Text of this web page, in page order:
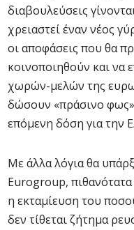
διαβουλεύσεις
χρειαστεί έναν νέος
οι αποφάσεις που θα
κοινοποιηθούν και να
χωρών-μελών της
δώσουν «πράσινο φως»
επόμενη δόση για την
Με άλλα λόγια θα
Eurogroup,
η εκταμίευση του
δεν τίθεται ζήτημα